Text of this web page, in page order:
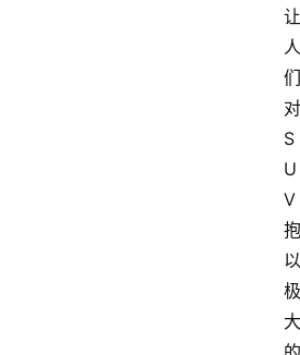
让
人
们
对
S
U
V
抱
以
极
大